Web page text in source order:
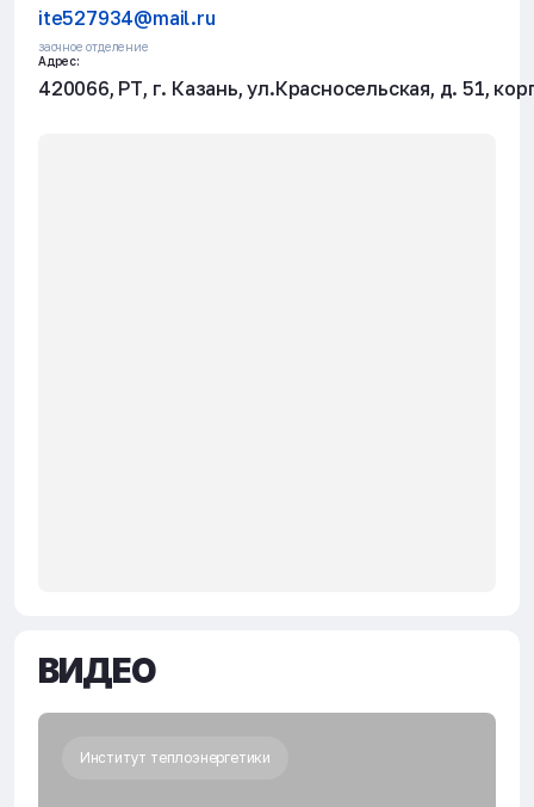
ite527934@mail.ru
заочное отделение
Адрес:
420066, РТ, г. Казань, ул.Красносельская, д. 51,
ВИДЕО
Институт теплоэнергетики